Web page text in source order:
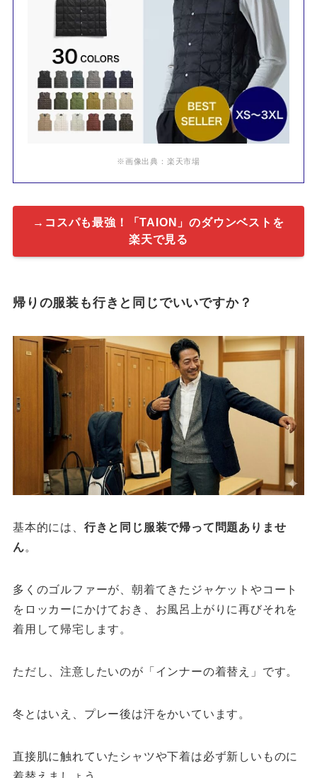
※画像出典：楽天市場
→コスパも最強！「TAION」のダウンベストを
楽天で見る
帰りの服装も行きと同じでいいですか？
基本的には、 行きと同じ服装で帰って問題ありませ
ん。
多くのゴルファーが、朝着てきたジャケットやコート
をロッカーにかけておき、お風呂上がりに再びそれを
着用して帰宅します。
ただし、注意したいのが「インナーの着替え」です。
冬とはいえ、プレー後は汗をかいています。
直接肌に触れていたシャツや下着は必ず新しいものに